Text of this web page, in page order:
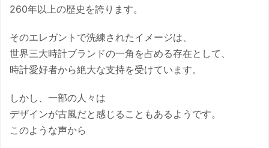
260年以上の歴史を誇ります。
そのエレガントで洗練されたイメージは、
世界三大時計ブランドの一角を占める存在として、
時計愛好者から絶大な支持を受けています。
しかし、一部の人々は
デザインが古風だと感じることもあるようです。
このような声から